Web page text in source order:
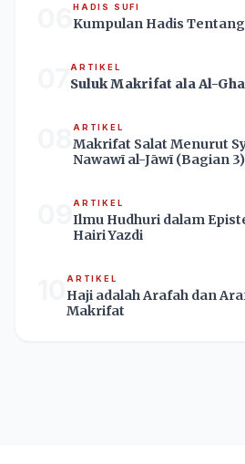
HADIS SUFI
Kumpulan Hadis
ARTIKEL
Suluk Makrifat ala Al-
ARTIKEL
Makrifat Salat Menurut
Nawawī al-Jāwī (Bagian 3)
ARTIKEL
Ilmu Hudhuri dalam
Hairi Yazdi
ARTIKEL
Haji adalah Arafah dan
Makrifat